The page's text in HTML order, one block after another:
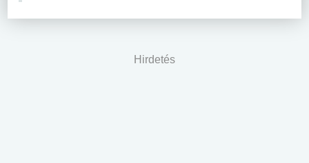
Hirdetés